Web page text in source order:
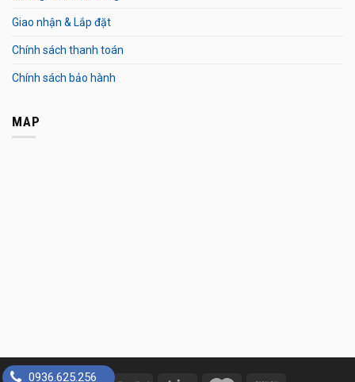
0936.625.256
Giao nhận & Lắp đặt
Chính sách thanh toán
Chính sách bảo hành
MAP